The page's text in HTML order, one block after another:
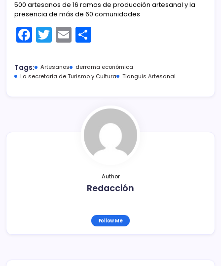
500 artesanos de 16 ramas de producción artesanal y la
presencia de más de 60 comunidades
F
a
c
e
T
w
itt
er
E
m
ai
l
m
p
tir
Tags: Artesanos
derrama económica
La secretaria de Turismo y Cultura
Tianguis Artesanal
Author
Redacción
Follow Me